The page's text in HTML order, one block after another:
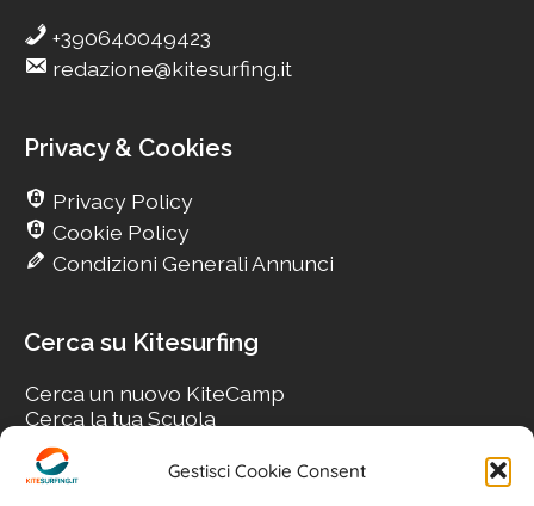
Gestisci Cookie Consent
+390640049423
redazione@kitesurfing.it
Privacy & Cookies
Privacy Policy
Cookie Policy
Condizioni Generali Annunci
Cerca su Kitesurfing
Cerca un nuovo KiteCamp
Cerca la tua Scuola
Cerca il tuo KiteSpot
Cerca Accommodation